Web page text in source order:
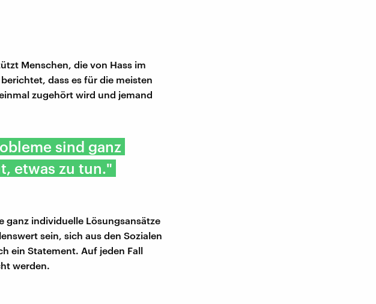
Menschen, die von Hass im
dass es für die meisten
zugehört wird und jemand
sind ganz
etwas zu tun."
ganz individuelle Lösungsansätze
sein, sich aus den Sozialen
ein Statement. Auf jeden Fall
werden.